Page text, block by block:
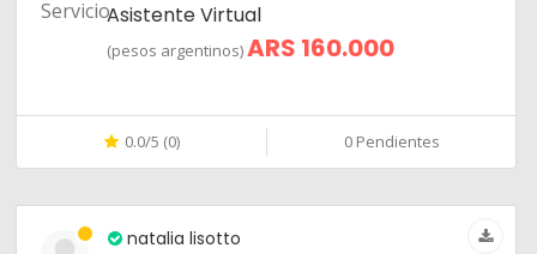
Asistente Virtual
(pesos argentinos)ARS 160.000
0.0/5 (0) 0 Pendientes
natalia lisotto